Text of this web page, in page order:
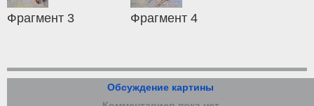
Фрагмент 3 Фрагмент 4
Обсуждение картины